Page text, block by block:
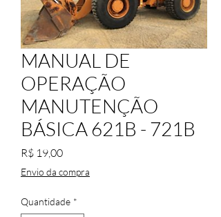
MANUAL DE
OPERAÇÃO
MANUTENÇÃO
BÁSICA 621B - 721B
R$ 19,00Preço
Envio da compra
Quantidade *